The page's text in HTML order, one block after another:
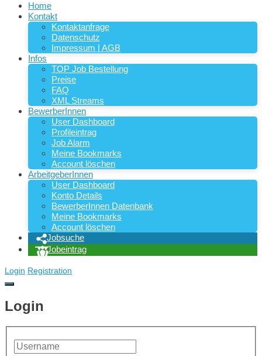
Home
Kontakt
Kontaktanfrage
Datenschutz
Impressum | AGB
Infos
TOP Job Bestellung
Preise
FAQ
XML Streams
BewerberInnen
User Dashboard
Profileintrag
Job Alarm
Meine Bookmarks
Account löschen
ArbeitgeberInnen
User Dashboard
Konto Details
BewerberInnen Datenbank
Meine Bookmarks
Account löschen
Jobsuche
Jobeintrag
Login Registration
Login